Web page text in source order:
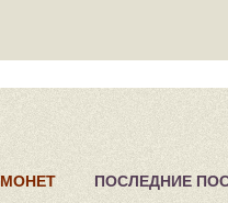
МОНЕТ ПОСЛЕДНИЕ